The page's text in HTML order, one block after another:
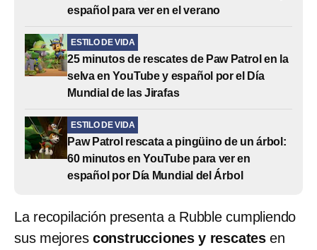
español para ver en el verano
ESTILO DE VIDA
25 minutos de rescates de Paw Patrol en la
selva en YouTube y español por el Día
Mundial de las Jirafas
ESTILO DE VIDA
Paw Patrol rescata a pingüino de un árbol:
60 minutos en YouTube para ver en
español por Día Mundial del Árbol
La recopilación presenta a Rubble cumpliendo
sus mejores construcciones y rescates en